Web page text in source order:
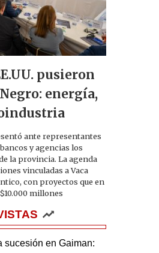
pusieron
energía,
ante representantes
y agencias los
la provincia. La agenda
vinculadas a Vaca
con proyectos que en
millones
sucesión en Gaiman: